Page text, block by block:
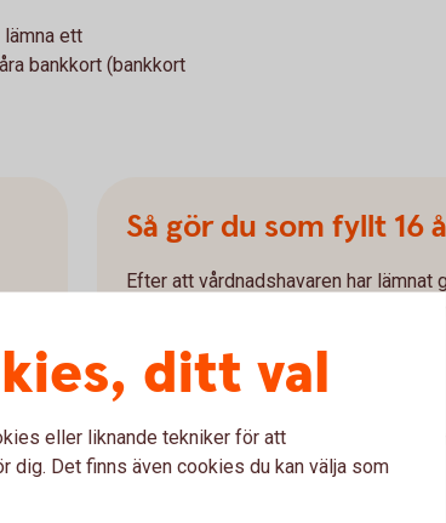
lämna ett
bankkort (bankkort
Så gör du som fyllt 16
Efter att vårdnadshavaren har lämnat
internetbanken kan du, inom 24
Skaffa Samsung Pay
Hos Samsung kan du läsa om
att använda med Samsung Pay.
ditt val
eller liknande tekniker för att
dig. Det finns även cookies du kan välja som